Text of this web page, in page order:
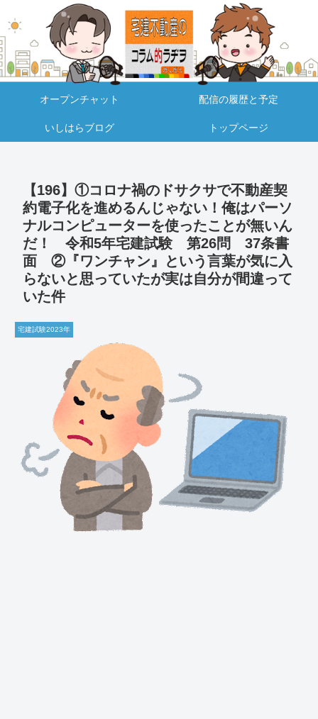
オープンチャット 配信の履歴と予定
いしはらブログ トップページ
【196】①コロナ禍のドサクサで不動産契
約電子化を進めるんじゃない！俺はパーソ
ナルコンピューターを使ったことが無いん
だ！ 令和5年宅建試験 第26問 37条書
面 ②『ワンチャン』という言葉が気に入
らないと思っていたが実は自分が間違って
いた件
宅建試験2023年